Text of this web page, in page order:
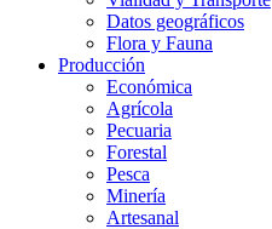
Datos geográficos
Flora y Fauna
Producción
Económica
Agrícola
Pecuaria
Forestal
Pesca
Minería
Artesanal